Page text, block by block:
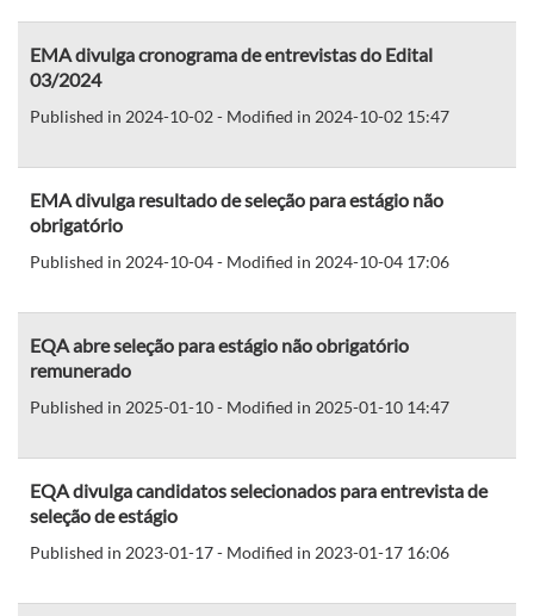
EMA divulga cronograma de entrevistas do Edital
03/2024
Published in 2024-10-02 - Modified in 2024-10-02 15:47
EMA divulga resultado de seleção para estágio não
obrigatório
Published in 2024-10-04 - Modified in 2024-10-04 17:06
EQA abre seleção para estágio não obrigatório
remunerado
Published in 2025-01-10 - Modified in 2025-01-10 14:47
EQA divulga candidatos selecionados para entrevista de
seleção de estágio
Published in 2023-01-17 - Modified in 2023-01-17 16:06